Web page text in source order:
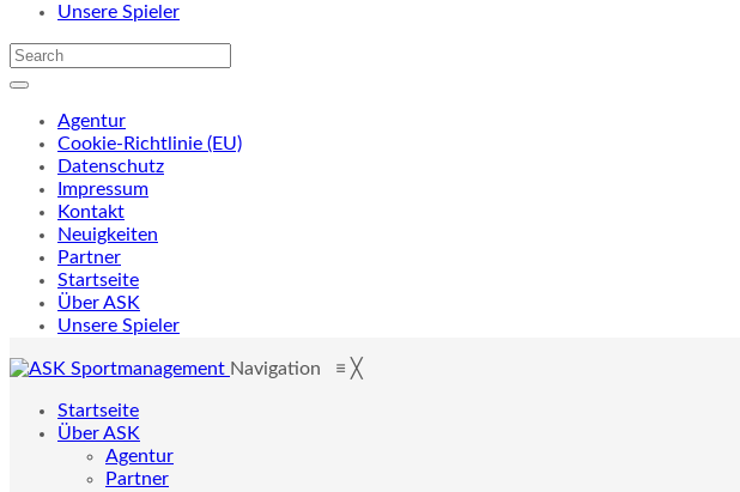
Unsere Spieler
Agentur
Cookie-Richtlinie (EU)
Datenschutz
Impressum
Kontakt
Neuigkeiten
Partner
Startseite
Über ASK
Unsere Spieler
Navigation ≡ ╳
Startseite
Über ASK
Agentur
Partner